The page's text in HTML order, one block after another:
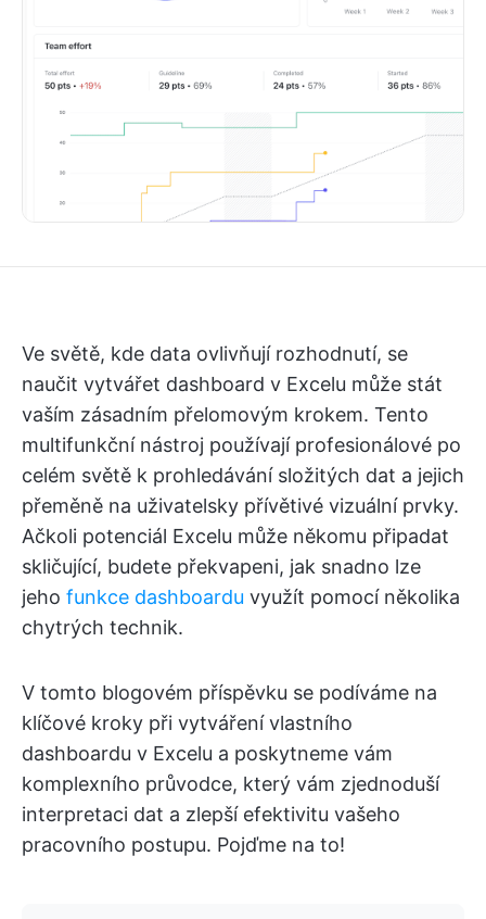
Ve světě, kde data ovlivňují rozhodnutí, se
naučit vytvářet dashboard v Excelu může stát
vaším zásadním přelomovým krokem. Tento
multifunkční nástroj používají profesionálové po
celém světě k prohledávání složitých dat a jejich
přeměně na uživatelsky přívětivé vizuální prvky.
Ačkoli potenciál Excelu může někomu připadat
skličující, budete překvapeni, jak snadno lze
jeho funkce dashboardu využít pomocí několika
chytrých technik.
V tomto blogovém příspěvku se podíváme na
klíčové kroky při vytváření vlastního
dashboardu v Excelu a poskytneme vám
komplexního průvodce, který vám zjednoduší
interpretaci dat a zlepší efektivitu vašeho
pracovního postupu. Pojďme na to!